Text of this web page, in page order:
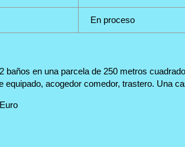
En proceso
baños en una parcela de 250 metros
equipado, acogedor comedor, trastero. Una